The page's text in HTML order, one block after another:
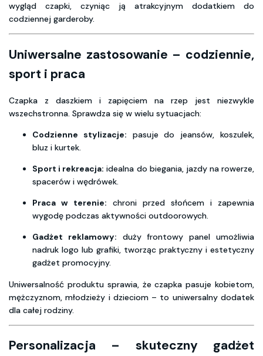
wygląd czapki, czyniąc ją atrakcyjnym dodatkiem do
codziennej garderoby.
Uniwersalne zastosowanie – codziennie,
sport i praca
Czapka z daszkiem i zapięciem na rzep jest niezwykle
wszechstronna. Sprawdza się w wielu sytuacjach:
Codzienne stylizacje: pasuje do jeansów, koszulek,
bluz i kurtek.
Sport i rekreacja: idealna do biegania, jazdy na rowerze,
spacerów i wędrówek.
Praca w terenie: chroni przed słońcem i zapewnia
wygodę podczas aktywności outdoorowych.
Gadżet reklamowy: duży frontowy panel umożliwia
nadruk logo lub grafiki, tworząc praktyczny i estetyczny
gadżet promocyjny.
Uniwersalność produktu sprawia, że czapka pasuje kobietom,
mężczyznom, młodzieży i dzieciom – to uniwersalny dodatek
dla całej rodziny.
Personalizacja – skuteczny gadżet